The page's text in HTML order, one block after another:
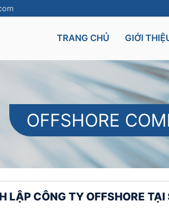
TRANG CHỦ GIỚI
Cyprus
Malta
OFFSHORE
LẬP CÔNG TY OFFSHORE TẠI